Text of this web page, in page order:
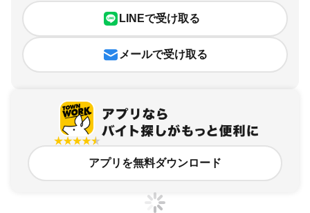
LINEで受け取る
メールで受け取る
アプリを無料ダウンロード